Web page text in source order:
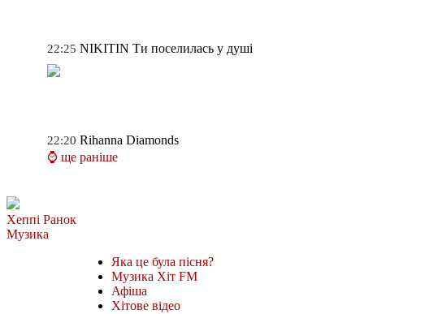
22:25 NIKITIN Ти поселилась у душі
22:20 Rihanna Diamonds
⌚ ще раніше
Хеппі Ранок
Музика
Яка це була пісня?
Музика Хіт FM
Афіша
Хітове відео